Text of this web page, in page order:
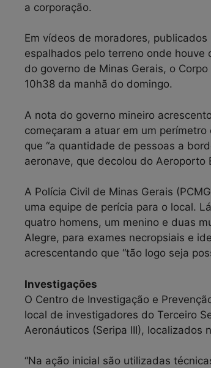
a corporação.
Em vídeos de moradores,
espalhados pelo terreno onde
do governo de Minas Gerais, o
10h38 da manhã do domingo.
A nota do governo mineiro
começaram a atuar em um
que “a quantidade de pessoas a
aeronave, que decolou do Aeroporto
A Polícia Civil de Minas Gerais
uma equipe de perícia para o local.
quatro homens, um menino e duas
Alegre, para exames necropsiais e
acrescentando que “tão logo seja
Investigações
O Centro de Investigação e
local de investigadores do Terceiro
Aeronáuticos (Seripa III), localizados
“Na ação inicial são utilizadas